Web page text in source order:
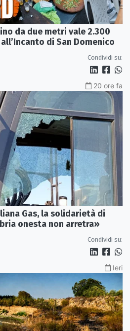
da due metri vale 2.300
di San Domenico
Condividi su:
20 ore fa
Gas, la solidarietà di
onesta non arretra»
Condividi su:
Ieri